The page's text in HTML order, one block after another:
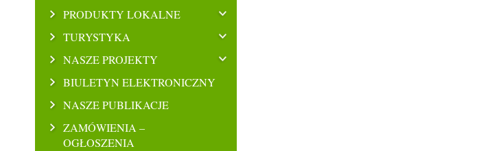
PRODUKTY LOKALNE
TURYSTYKA
NASZE PROJEKTY
BIULETYN ELEKTRONICZNY
NASZE PUBLIKACJE
ZAMÓWIENIA –
OGŁOSZENIA